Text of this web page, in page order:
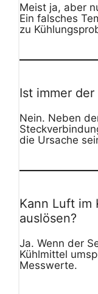
Meist ja, aber
Ein falsches
zu
Ist immer
Nein. Neben
die Ursache
Kann Luft im
auslösen?
Ja. Wenn der
Kühlmittel
Messwerte.